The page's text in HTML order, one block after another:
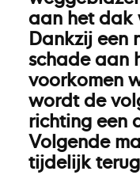
aan het dak
Dankzij een
schade aan
voorkomen
wordt de
richting een
Volgende
tijdelijk